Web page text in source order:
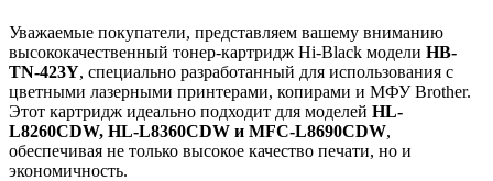
Уважаемые покупатели, представляем вашему вниманию
высококачественный тонер-картридж Hi-Black модели HB-
TN-423Y, специально разработанный для использования с
цветными лазерными принтерами, копирами и МФУ Brother.
Этот картридж идеально подходит для моделей HL-
L8260CDW, HL-L8360CDW и MFC-L8690CDW,
обеспечивая не только высокое качество печати, но и
экономичность.